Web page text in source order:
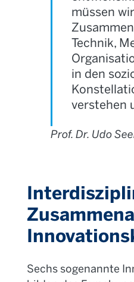
müssen
Technik,
in den
verstehen
Prof. Dr. Udo
Sechs sogenannte